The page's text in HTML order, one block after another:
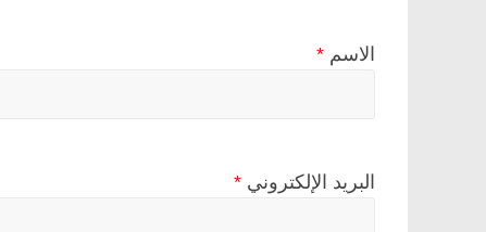
الاسم *
البريد الإلكتروني *